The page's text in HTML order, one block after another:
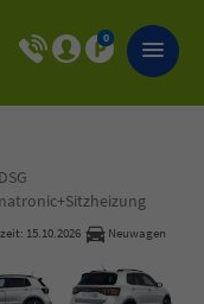
0
15.10.2026 Neuwagen